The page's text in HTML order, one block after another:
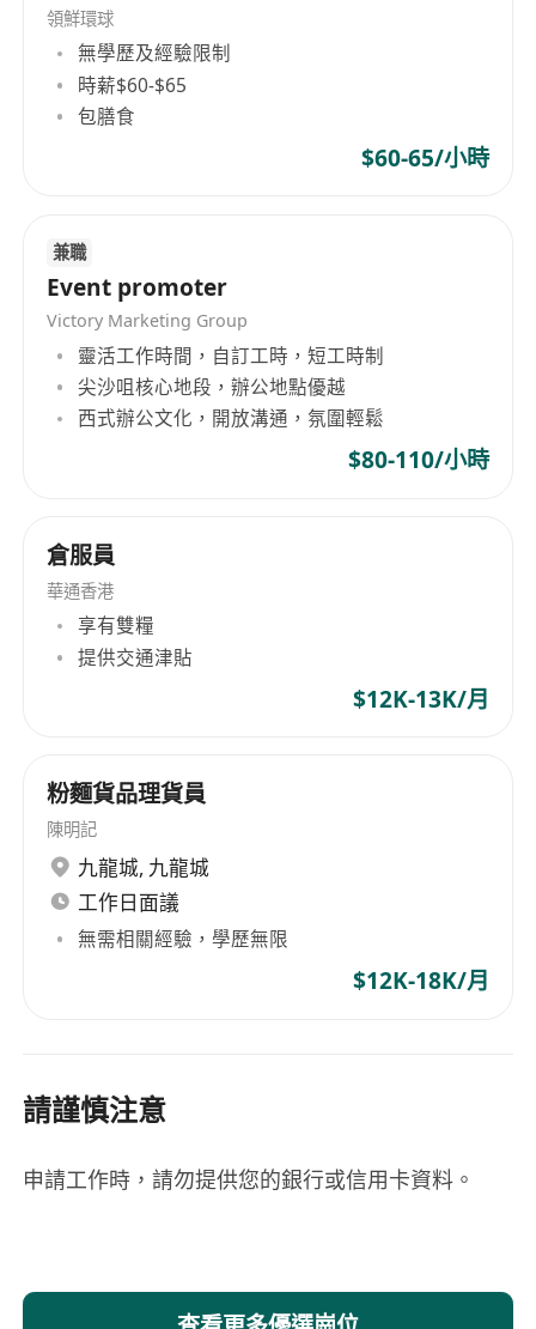
領鮮環球
無學歷及經驗限制
時薪$60-$65
包膳食
$60-65/小時
兼職
Event promoter
Victory Marketing Group
靈活工作時間，自訂工時，短工時制
尖沙咀核心地段，辦公地點優越
西式辦公文化，開放溝通，氛圍輕鬆
$80-110/小時
倉服員
華通香港
享有雙糧
提供交通津貼
$12K-13K/月
粉麵貨品理貨員
陳明記
九龍城, 九龍城
工作日面議
無需相關經驗，學歷無限
$12K-18K/月
請謹慎注意
申請工作時，請勿提供您的銀行或信用卡資料。